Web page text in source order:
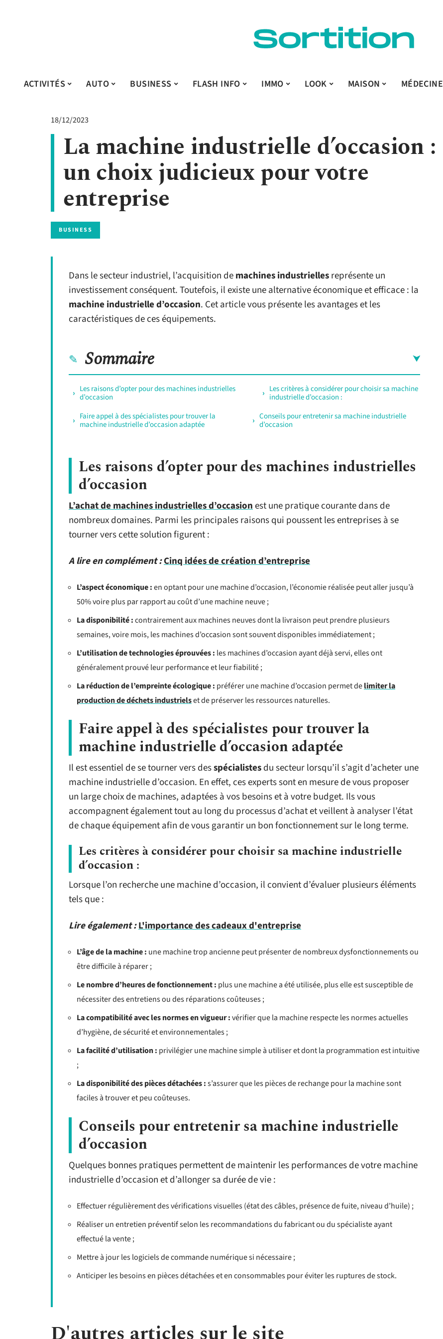
ACTIVITÉS AUTO BUSINESS FLASH INFO IMMO LOOK MAISON MÉDECINE
18/12/2023
La machine industrielle d’occasion :
un choix judicieux pour votre
entreprise
BUSINESS
Dans le secteur industriel, l’acquisition demachines industriellesreprésente un
investissement conséquent. Toutefois, il existe une alternative économique et efficace : la
machine industrielle d’occasion. Cet article vous présente les avantages et les
caractéristiques de ces équipements.
Sommaire
Les raisons d’opter pour des machines industrielles
d’occasion
Faire appel à des spécialistes pour trouver la
machine industrielle d’occasion adaptée
Les critères à considérer pour choisir sa machine
industrielle d’occasion :
Conseils pour entretenir sa machine industrielle
d’occasion
Les raisons d’opter pour des machines industrielles
d’occasion
L’achat de machines industrielles d’occasionest une pratique courante dans de
nombreux domaines. Parmi les principales raisons qui poussent les entreprises à se
tourner vers cette solution figurent :
A lire en complément :Cinq idées de création d’entreprise
L’aspect économique :en optant pour une machine d’occasion, l’économie réalisée peut aller jusqu’à
50% voire plus par rapport au coût d’une machine neuve ;
La disponibilité :contrairement aux machines neuves dont la livraison peut prendre plusieurs
semaines, voire mois, les machines d’occasion sont souvent disponibles immédiatement ;
L’utilisation de technologies éprouvées : les machines d’occasion ayant déjà servi, elles ont
généralement prouvé leur performance et leur fiabilité ;
La réduction de l’empreinte écologique : préférer une machine d’occasion permet delimiter la
production de déchets industrielset de préserver les ressources naturelles.
Faire appel à des spécialistes pour trouver la
machine industrielle d’occasion adaptée
Il est essentiel de se tourner vers desspécialistesdu secteur lorsqu’il s’agit d’acheter une
machine industrielle d’occasion. En effet, ces experts sont en mesure de vous proposer
un large choix de machines, adaptées à vos besoins et à votre budget. Ils vous
accompagnent également tout au long du processus d’achat et veillent à analyser l’état
de chaque équipement afin de vous garantir un bon fonctionnement sur le long terme.
Les critères à considérer pour choisir sa machine industrielle
d’occasion :
Lorsque l’on recherche une machine d’occasion, il convient d’évaluer plusieurs éléments
tels que :
Lire également :L'importance des cadeaux d'entreprise
L’âge de la machine : une machine trop ancienne peut présenter de nombreux dysfonctionnements ou
être difficile à réparer ;
Le nombre d’heures de fonctionnement : plus une machine a été utilisée, plus elle est susceptible de
nécessiter des entretiens ou des réparations coûteuses ;
La compatibilité avec les normes en vigueur :vérifier que la machine respecte les normes actuelles
d’hygiène, de sécurité et environnementales ;
La facilité d’utilisation : privilégier une machine simple à utiliser et dont la programmation est intuitive
;
La disponibilité des pièces détachées :s’assurer que les pièces de rechange pour la machine sont
faciles à trouver et peu coûteuses.
Conseils pour entretenir sa machine industrielle
d’occasion
Quelques bonnes pratiques permettent de maintenir les performances de votre machine
industrielle d’occasion et d’allonger sa durée de vie :
Effectuer régulièrement des vérifications visuelles (état des câbles, présence de fuite, niveau d’huile) ;
Réaliser un entretien préventif selon les recommandations du fabricant ou du spécialiste ayant
effectué la vente ;
Mettre à jour les logiciels de commande numérique si nécessaire ;
Anticiper les besoins en pièces détachées et en consommables pour éviter les ruptures de stock.